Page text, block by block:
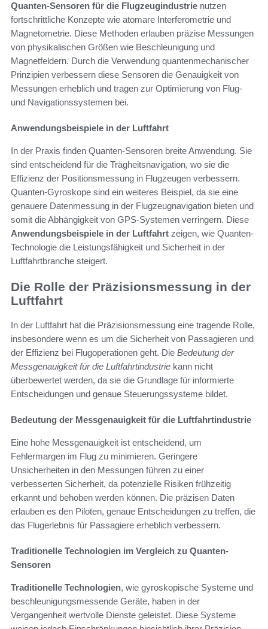
Quanten-Sensoren für die Flugzeugindustrie nutzen
fortschrittliche Konzepte wie atomare Interferometrie und
Magnetometrie. Diese Methoden erlauben präzise Messungen
von physikalischen Größen wie Beschleunigung und
Magnetfeldern. Durch die Verwendung quantenmechanischer
Prinzipien verbessern diese Sensoren die Genauigkeit von
Messungen erheblich und tragen zur Optimierung von Flug-
und Navigationssystemen bei.
Anwendungsbeispiele in der Luftfahrt
In der Praxis finden Quanten-Sensoren breite Anwendung. Sie
sind entscheidend für die Trägheitsnavigation, wo sie die
Effizienz der Positionsmessung in Flugzeugen verbessern.
Quanten-Gyroskope sind ein weiteres Beispiel, da sie eine
genauere Datenmessung in der Flugzeugnavigation bieten und
somit die Abhängigkeit von GPS-Systemen verringern. Diese
Anwendungsbeispiele in der Luftfahrt zeigen, wie Quanten-
Technologie die Leistungsfähigkeit und Sicherheit in der
Luftfahrtbranche steigert.
Die Rolle der Präzisionsmessung in der
Luftfahrt
In der Luftfahrt hat die Präzisionsmessung eine tragende Rolle,
insbesondere wenn es um die Sicherheit von Passagieren und
der Effizienz bei Flugoperationen geht. Die Bedeutung der
Messgenauigkeit für die Luftfahrtindustrie kann nicht
überbewertet werden, da sie die Grundlage für informierte
Entscheidungen und genaue Steuerungssysteme bildet.
Bedeutung der Messgenauigkeit für die Luftfahrtindustrie
Eine hohe Messgenauigkeit ist entscheidend, um
Fehlermargen im Flug zu minimieren. Geringere
Unsicherheiten in den Messungen führen zu einer
verbesserten Sicherheit, da potenzielle Risiken frühzeitig
erkannt und behoben werden können. Die präzisen Daten
erlauben es den Piloten, genaue Entscheidungen zu treffen, die
das Flugerlebnis für Passagiere erheblich verbessern.
Traditionelle Technologien im Vergleich zu Quanten-
Sensoren
Traditionelle Technologien, wie gyroskopische Systeme und
beschleunigungsmessende Geräte, haben in der
Vergangenheit wertvolle Dienste geleistet. Diese Systeme